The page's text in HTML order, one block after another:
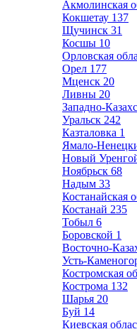
Акмолинская
Кокшетау 137
Щучинск 31
Косшы 10
Орловская
Орел 177
Мценск 20
Ливны 20
Западно-
Уральск 242
Казталовка 1
Ямало-
Новый
Ноябрьск 68
Надым 33
Костанайская
Костанай 235
Тобыл 6
Боровской 1
Восточно-
Усть-
Костромская
Кострома 132
Шарья 20
Буй 14
Киевская